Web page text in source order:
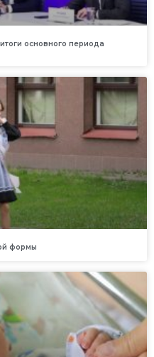
основного периода
формы